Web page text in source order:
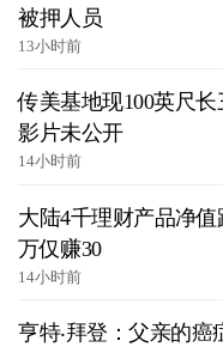
被押人员
13小时前
传美基地现100英尺
影片未公开
14小时前
大陆4千理财产品净值
万仅赚30
14小时前
亨特‧拜登：父亲的癌